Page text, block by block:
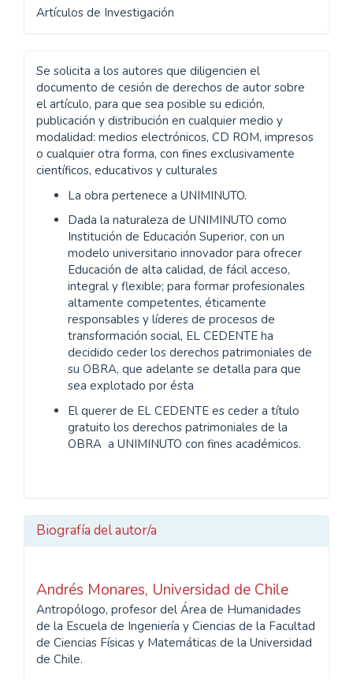
Artículos de Investigación
Se solicita a los autores que diligencien el
documento de cesión de derechos de autor sobre
el artículo, para que sea posible su edición,
publicación y distribución en cualquier medio y
modalidad: medios electrónicos, CD ROM, impresos
o cualquier otra forma, con fines exclusivamente
científicos, educativos y culturales
La obra pertenece a UNIMINUTO.
Dada la naturaleza de UNIMINUTO como
Institución de Educación Superior, con un
modelo universitario innovador para ofrecer
Educación de alta calidad, de fácil acceso,
integral y flexible; para formar profesionales
altamente competentes, éticamente
responsables y líderes de procesos de
transformación social, EL CEDENTE ha
decidido ceder los derechos patrimoniales de
su OBRA, que adelante se detalla para que
sea explotado por ésta
El querer de EL CEDENTE es ceder a título
gratuito los derechos patrimoniales de la
OBRA a UNIMINUTO con fines académicos.
Biografía del autor/a
Andrés Monares, Universidad de Chile
Antropólogo, profesor del Área de Humanidades
de la Escuela de Ingeniería y Ciencias de la Facultad
de Ciencias Físicas y Matemáticas de la Universidad
de Chile.